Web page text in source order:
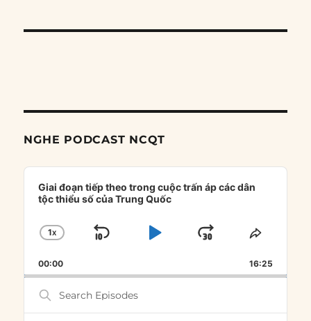
NGHE PODCAST NCQT
Audio
Player
Giai đoạn tiếp theo trong cuộc trấn áp các dân
tộc thiểu số của Trung Quốc
CHANGE
RATE
1X
SKIP
PLAYJUMP
FORWARD
SHARE
00:00 16:25
Search
Episodes